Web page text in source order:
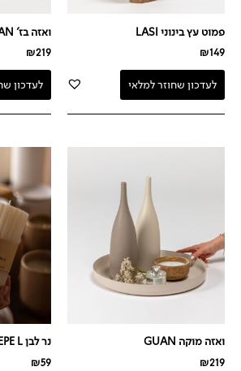
פמוט עץ בינוני LASI
₪149
לעדכון שחוזר למלאי
ואזה בז' GUAN
₪219
לעדכון
ואזה מוקה GUAN
₪219
נר לבן CREPE L
₪59